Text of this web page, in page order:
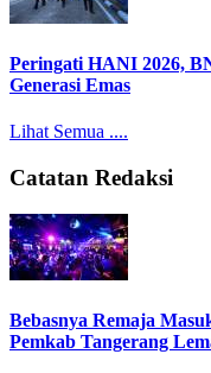
Peringati HANI 2026,
Generasi Emas
Lihat Semua ....
Catatan Redaksi
Bebasnya Remaja
Pemkab Tangerang